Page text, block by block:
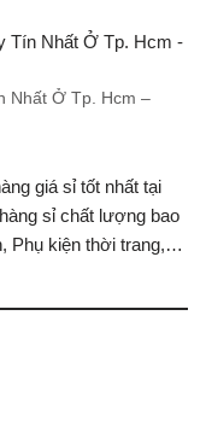
Nhất Ở Tp. Hcm –
giá sỉ tốt nhất tại
sỉ chất lượng bao
Phụ kiện thời trang,…